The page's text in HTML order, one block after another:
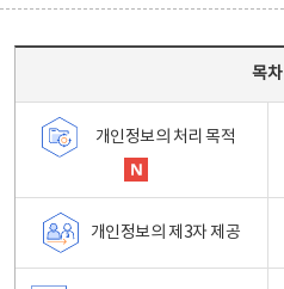
목차
개인정보의 처리 목적
개인정보의 제3자 제공